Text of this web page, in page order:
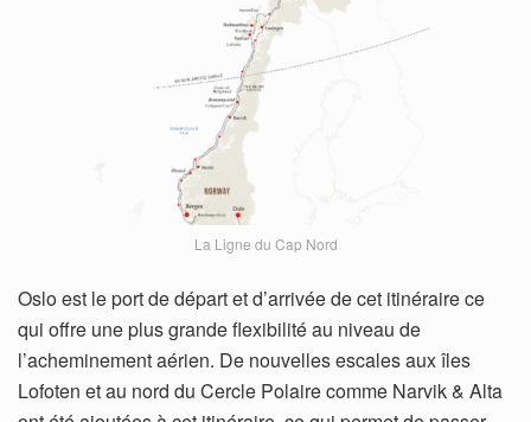
La Ligne du Cap Nord
Oslo est le port de départ et d’arrivée de cet itinéraire ce
qui offre une plus grande flexibilité au niveau de
l’acheminement aérien. De nouvelles escales aux îles
Lofoten et au nord du Cercle Polaire comme Narvik & Alta